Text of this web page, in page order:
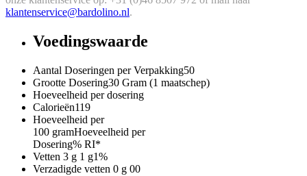
klantenservice@bardolino.nl.
Voedingswaarde
Aantal Doseringen per Verpakking50
Grootte Dosering30 Gram (1 maatschep)
Hoeveelheid per dosering
Calorieën119
Hoeveelheid per
100 gramHoeveelheid per
Dosering% RI*
Vetten 3 g 1 g1%
Verzadigde vetten 0 g 00